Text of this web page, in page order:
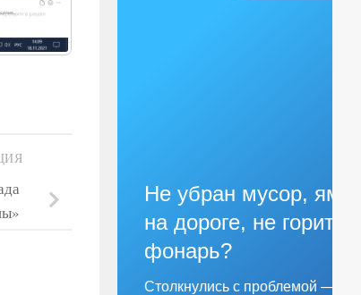
Не убран мусор, яма
на дороге, не горит
фонарь?
Столкнулись с проблемой —